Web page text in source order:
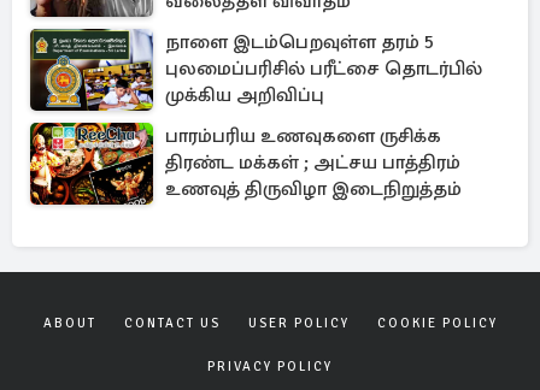
நாளை இடம்பெறவுள்ள தரம் 5
புலமைப்பரிசில் பரீட்சை தொடர்பில்
முக்கிய அறிவிப்பு
பாரம்பரிய உணவுகளை ருசிக்க
திரண்ட மக்கள் ; அட்சய பாத்திரம்
உணவுத் திருவிழா இடைநிறுத்தம்
ABOUT CONTACT US USER POLICY COOKIE POLICY
PRIVACY POLICY